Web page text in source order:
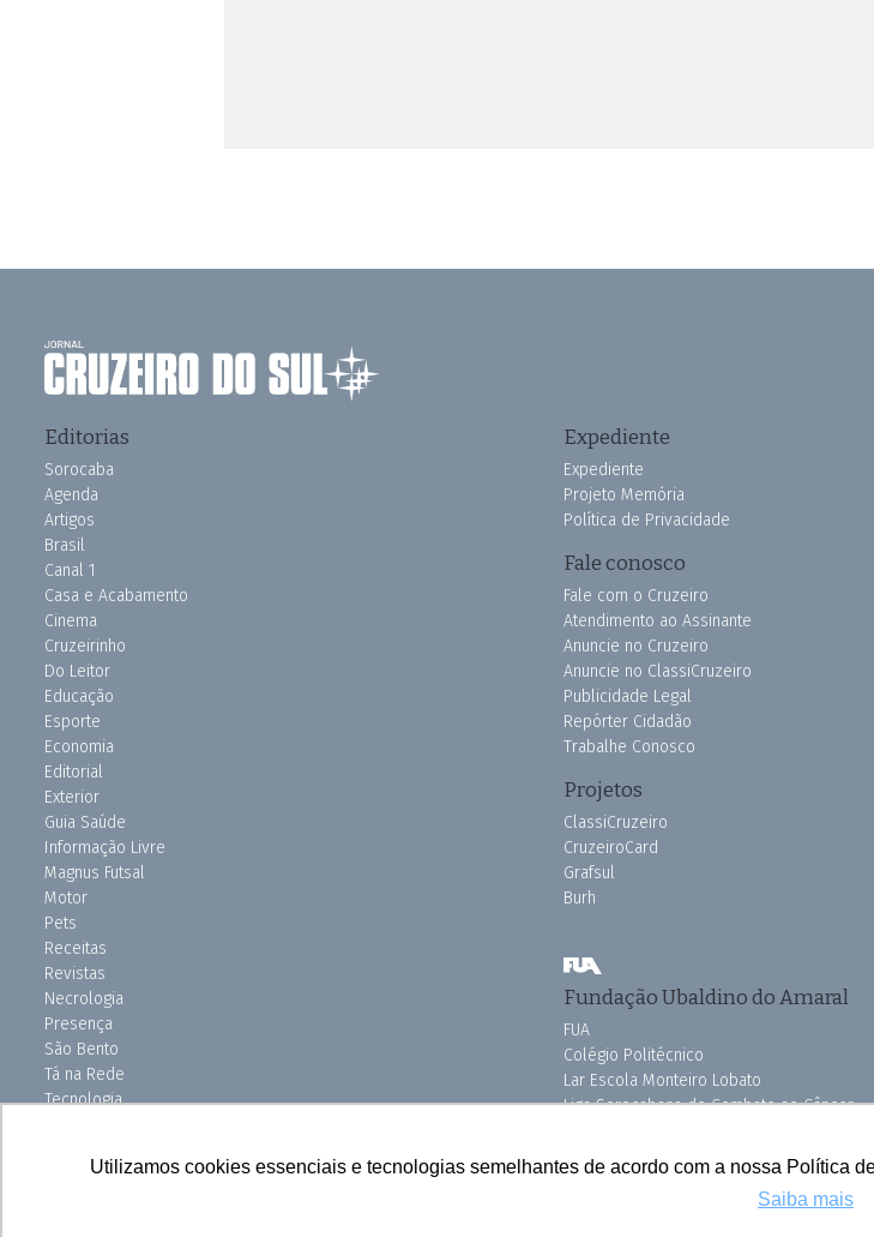
Utilizamos cookies essenciais e tecnologias semelhantes de acordo com a nossa Política
Saiba mais
Editorias
Sorocaba
Agenda
Artigos
Brasil
Canal 1
Casa e Acabamento
Cinema
Cruzeirinho
Do Leitor
Educação
Esporte
Economia
Editorial
Exterior
Guia Saúde
Informação Livre
Magnus Futsal
Motor
Pets
Receitas
Revistas
Necrologia
Presença
São Bento
Tá na Rede
Tecnologia
Expediente
Expediente
Projeto Memória
Política de Privacidade
Fale conosco
Fale com o Cruzeiro
Atendimento ao Assinante
Anuncie no Cruzeiro
Anuncie no ClassiCruzeiro
Publicidade Legal
Repórter Cidadão
Trabalhe Conosco
Projetos
ClassiCruzeiro
CruzeiroCard
Grafsul
Burh
Fundação Ubaldino do Amaral
FUA
Colégio Politécnico
Lar Escola Monteiro Lobato
Liga Sorocabana de Combate ao Câncer
Pink do Bem OSSEL